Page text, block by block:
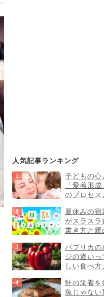
人気記事ランキング
子どもの心
「愛着形
のプロセス
夏休みの
がスラス
書き方と親
パプリカの
ジの違いっ
しい食べ方
鮭の栄養
魚じゃない